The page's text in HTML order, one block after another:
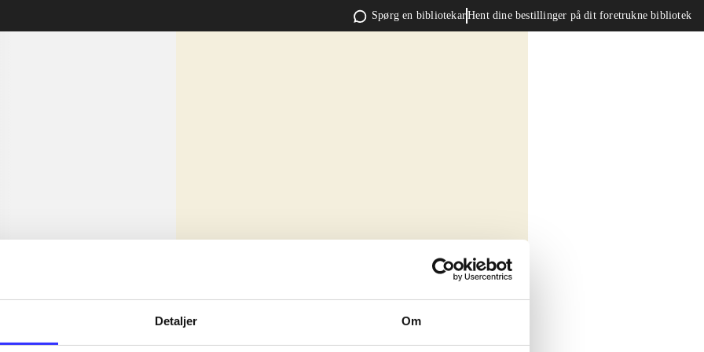
Detaljer Om
Spørg en bibliotekarHent dine bestillinger på dit foretrukne bibliotek
sit amet ...
sit amet ...